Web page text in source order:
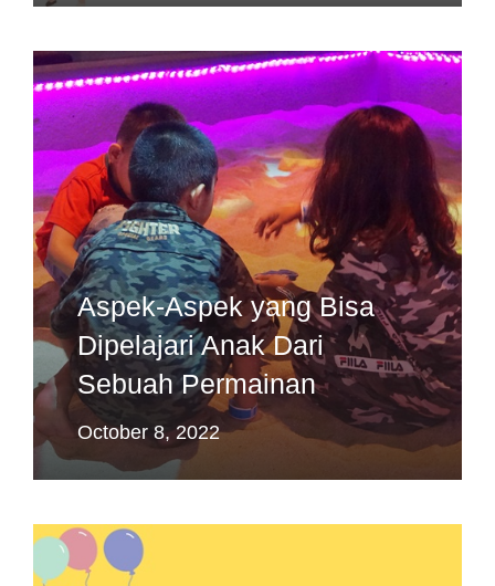
Aspek-Aspek yang Bisa
Dipelajari Anak Dari
Sebuah Permainan
October 8, 2022